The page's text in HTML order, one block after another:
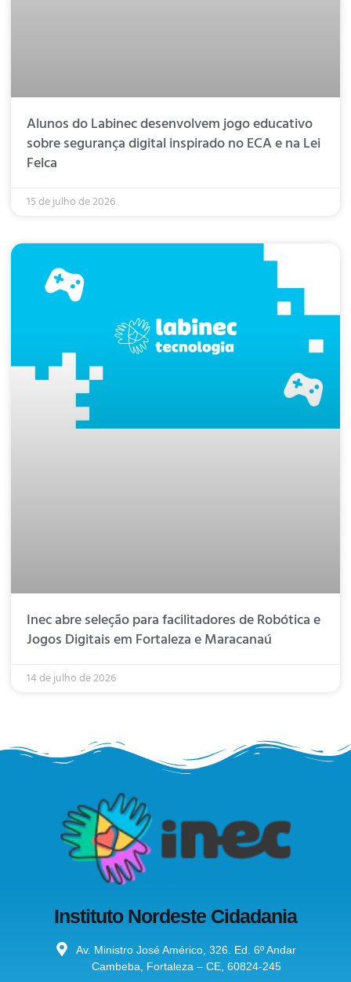
Alunos do Labinec desenvolvem jogo educativo
sobre segurança digital inspirado no ECA e na Lei
Felca
15 de julho de 2026
Inec abre seleção para facilitadores de Robótica e
Jogos Digitais em Fortaleza e Maracanaú
14 de julho de 2026
Instituto Nordeste Cidadania
Av. Ministro José Américo, 326. Ed. 6º Andar
Cambeba, Fortaleza – CE, 60824-245